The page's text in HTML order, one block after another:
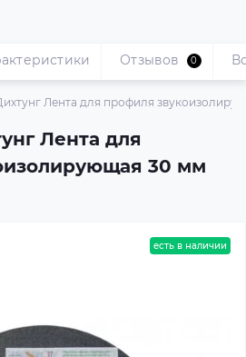
Лента для профиля
Лента для
30 мм
Отзывов 0
есть в наличии